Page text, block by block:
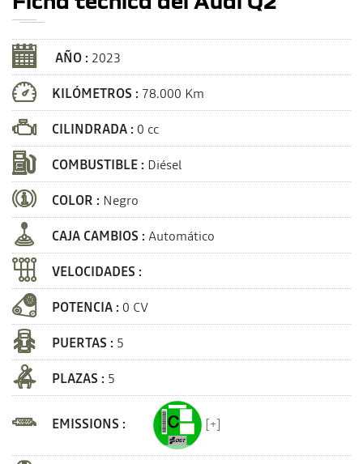
AÑO : 2023
KILÓMETROS : 78.000 Km
CILINDRADA : 0 cc
COMBUSTIBLE : Diésel
COLOR : Negro
CAJA CAMBIOS : Automático
VELOCIDADES :
POTENCIA : 0 CV
PUERTAS : 5
PLAZAS : 5
EMISSIONS : [+]